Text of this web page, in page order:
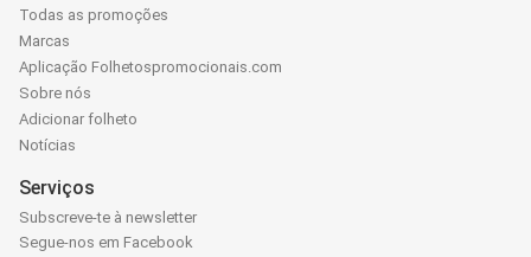
Todas as promoções
Marcas
Aplicação Folhetospromocionais.com
Sobre nós
Adicionar folheto
Notícias
Serviços
Subscreve-te à newsletter
Segue-nos em Facebook